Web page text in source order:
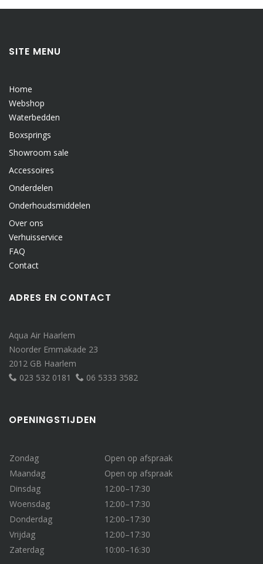
SITE MENU
Home
Webshop
Waterbedden
Boxsprings
Showroom sale
Accessoires
Onderdelen
Onderhoudsmiddelen
Over ons
Verhuisservice
FAQ
Contact
ADRES EN CONTACT
Aqua Air Haarlem
Noorder Emmakade 23
2012 GB Haarlem
023 532 0181
06 5333 3582
OPENINGSTIJDEN
Zondag
Open op afspraak
Maandag
Open op afspraak
Dinsdag
12:00–17:30
Woensdag
12:00–17:30
Donderdag
12:00–17:30
Vrijdag
12:00–17:30
Zaterdag
10:00–16:30